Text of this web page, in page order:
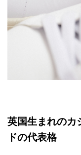
英国生まれのカ
ドの代表格